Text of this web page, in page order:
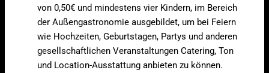
von 0,50€ und mindestens vier Kindern, im Bereich
der Außengastronomie ausgebildet, um bei Feiern
wie Hochzeiten, Geburtstagen, Partys und anderen
gesellschaftlichen Veranstaltungen Catering, Ton
und Location-Ausstattung anbieten zu können.